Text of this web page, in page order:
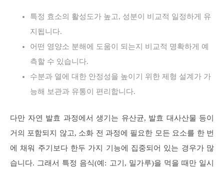
특정 효소의 활성도가 높고, 성분이 비교적 일정하게 유
지됩니다.
어떤 영양소 분해에 도움이 되는지 비교적 명확하게 예
측할 수 있습니다.
수분과 열에 대한 안정성을 높이기 위한 제형 설계가 가
능해 보관과 유통이 편리합니다.
다만 자연 발효 과정에서 생기는 유산균, 발효 대사산물 등이
거의 포함되지 않고, 소화 전 과정에 필요한 모든 요소를 한 번
에 채워 주기보다 한두 가지 기능에 집중되어 있는 경우가 많
습니다. 그래서 특정 음식(예: 고기, 밀가루)을 먹을 때만 일시